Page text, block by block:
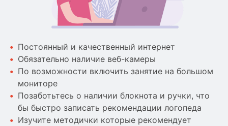
Постоянный и качественный интернет
Обязательно наличие веб-камеры
По возможности включить занятие на большом
мониторе
Позаботьтесь о наличии блокнота и ручки, что
бы быстро записать рекомендации логопеда
Изучите методички которые рекомендует